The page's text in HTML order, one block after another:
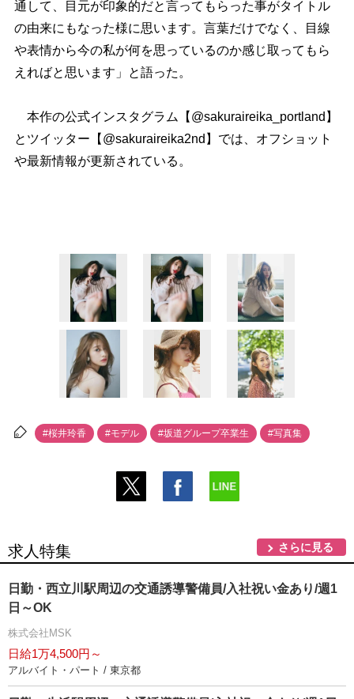
通して、目元が印象的だと言ってもらった事がタイトル
の由来にもなった様に思います。言葉だけでなく、目線
表情から今の私が何を思っているのか感じ取ってもら
えればと思います」と語った。
本作の公式インスタグラム【@sakuraireika_portland】
とツイッター【@sakuraireika2nd】では、オフショット
最新情報が更新されている。
#桜井玲香 #モデル #坂道グループ卒業生 #写真集
求人特集 さらに見る
日勤・西立川駅周辺の交通誘導警備員/入社祝い金あり/週1
日～OK
株式会社MSK
日給1万4,500円～
アルバイト・パート / 東京都